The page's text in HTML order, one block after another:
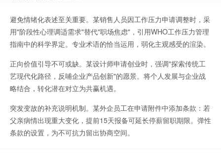
避免情绪化表述至关重要。某销售人员因工作压力申请调整时，采
用"阶段性心理调适需求"替代"职场焦虑"，引用WHO工作压力管理
指南中的科学界定。专业术语的恰当运用，弱化主观感受的渲染。
正向价值引导不可或缺。某设计师申请创业时，强调"探索传统工
艺现代化路径，反哺企业产品创新"的愿景。将个人发展与企业战
略结合，转化潜在对立为共赢机遇。
突发变故的补充说明机制。某外企员工在申请附件中添加条款：若
父亲病情出现重大变化，提前15天报备可延长停薪留职期限。弹性
条款的设置，为不可抗力留出协商空间。